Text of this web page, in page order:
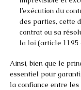
l’exécution du
des parties, cette
contrat ou sa
la loi (article 1195
Ainsi, bien que le
essentiel pour
la confiance entre